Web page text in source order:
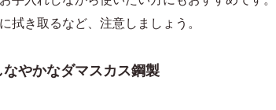
拭き取るなど、注意しましょう。
やかなダマスカス鋼製